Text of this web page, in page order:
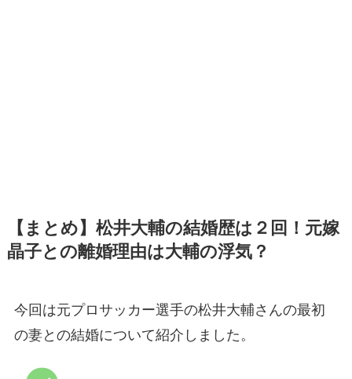
【まとめ】松井大輔の結婚歴は２回！元嫁
晶子との離婚理由は大輔の浮気？
今回は元プロサッカー選手の松井大輔さんの最初
の妻との結婚について紹介しました。